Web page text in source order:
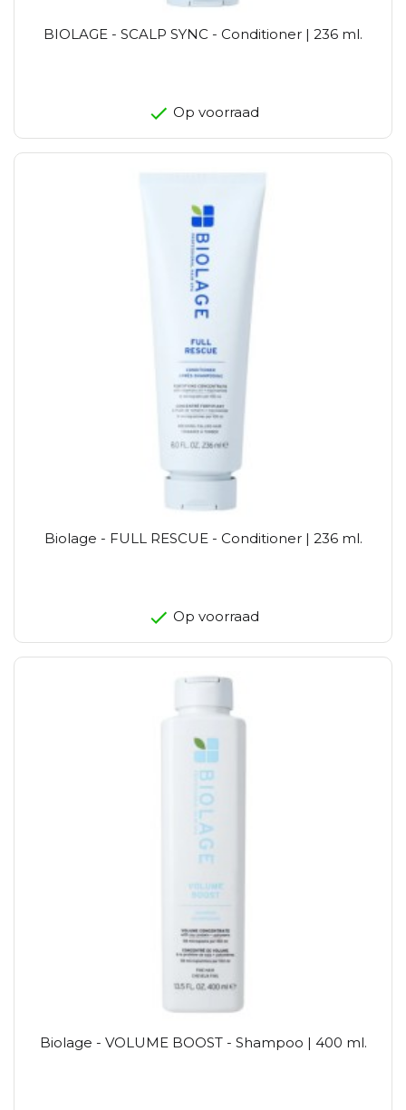
BIOLAGE - SCALP SYNC - Conditioner | 236 ml.
Op voorraad
Biolage - FULL RESCUE - Conditioner | 236 ml.
Op voorraad
Biolage - VOLUME BOOST - Shampoo | 400 ml.